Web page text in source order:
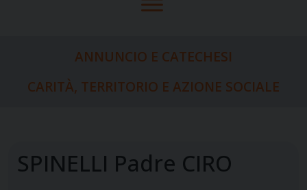
ANNUNCIO E CATECHESI
CARITÀ, TERRITORIO E AZIONE SOCIALE
SPINELLI Padre CIRO